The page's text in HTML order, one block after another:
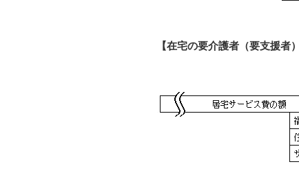
【在宅の要介護者（要支援者